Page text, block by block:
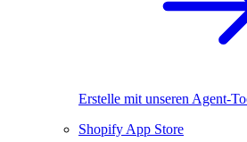
Erstelle mit unseren Agent-
Shopify App Store